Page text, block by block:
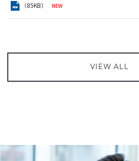
（85KB）
2026年08月05日 お知らせ
2026年03月05日 お知らせ
2013年04月01日 プレスリリース
2026年08月05日 IR情報
（590KB）
VIEW ALL